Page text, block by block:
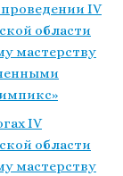
проведении IV
области
мастерству
IV
области
мастерству